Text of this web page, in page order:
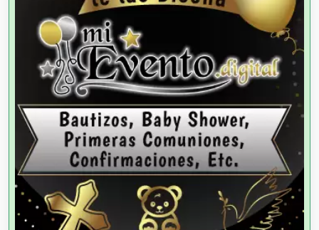
Agencias de Colocación
Agencias de Modelos
Agencias de Publicidad
Agencias de Viajes